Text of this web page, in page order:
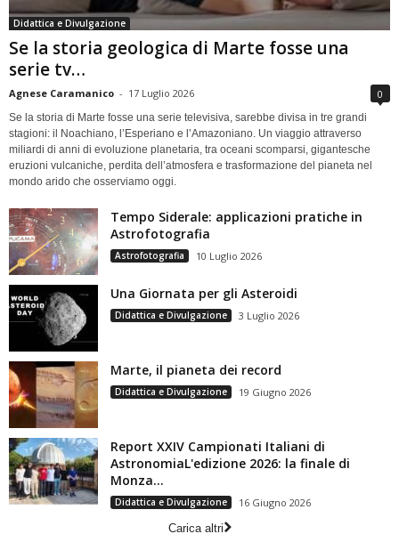
Didattica e Divulgazione
Se la storia geologica di Marte fosse una
serie tv…
Agnese Caramanico - 17 Luglio 2026 0
Se la storia di Marte fosse una serie televisiva, sarebbe divisa in tre grandi
stagioni: il Noachiano, l’Esperiano e l’Amazoniano. Un viaggio attraverso
miliardi di anni di evoluzione planetaria, tra oceani scomparsi, gigantesche
eruzioni vulcaniche, perdita dell’atmosfera e trasformazione del pianeta nel
mondo arido che osserviamo oggi.
Tempo Siderale: applicazioni pratiche in
Astrofotografia
Astrofotografia 10 Luglio 2026
Una Giornata per gli Asteroidi
Didattica e Divulgazione 3 Luglio 2026
Marte, il pianeta dei record
Didattica e Divulgazione 19 Giugno 2026
Report XXIV Campionati Italiani di
AstronomiaL'edizione 2026: la finale di
Monza...
Didattica e Divulgazione
16 Giugno 2026
Carica altri